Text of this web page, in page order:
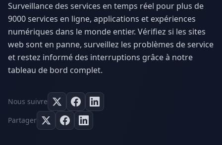
Surveillance des services en temps réel pour plus de
9000 services en ligne, applications et expériences
numériques dans le monde entier. Vérifiez si les sites
web sont en panne, surveillez les problèmes de service
et restez informé des interruptions grâce à notre
tableau de bord complet.
Nous suivre
Partager